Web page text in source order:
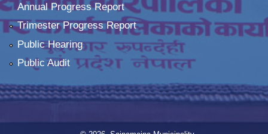
Annual Progress Report
Trimester Progress Report
Public Hearing
Public Audit